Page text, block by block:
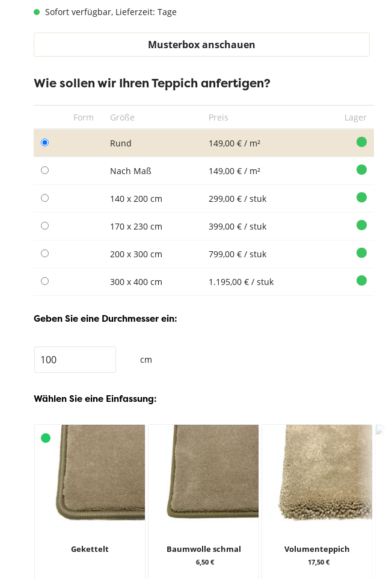
Teppich TaupeSofort verfügbar, Lieferzeit: Tage
Musterbox anschauen
Wie sollen wir Ihren Teppich anfertigen?
Form Größe Preis Lager
Rund 149,00 € / m²
Nach Maß 149,00 € / m²
140 x 200 cm 299,00 € / stuk
170 x 230 cm 399,00 € / stuk
200 x 300 cm 799,00 € / stuk
300 x 400 cm 1.195,00 € / stuk
Geben Sie eine Durchmesser ein:
cm
Wählen Sie eine Einfassung:
Gekettelt Baumwolle schmal
6,50 €
Volumenteppich
17,50 €